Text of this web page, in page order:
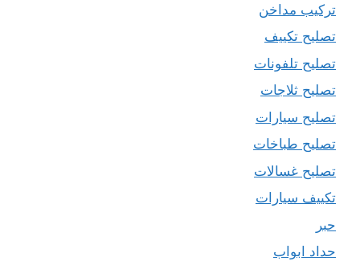
تركيب مداخن
تصليح تكييف
تصليح تلفونات
تصليح ثلاجات
تصليح سيارات
تصليح طباخات
تصليح غسالات
تكييف سيارات
حبر
حداد ابواب